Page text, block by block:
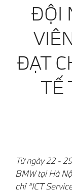
ĐỘI
ĐẠT
TẾ
Từ ngày 22 -
BMW tại Hà
chỉ “ICT